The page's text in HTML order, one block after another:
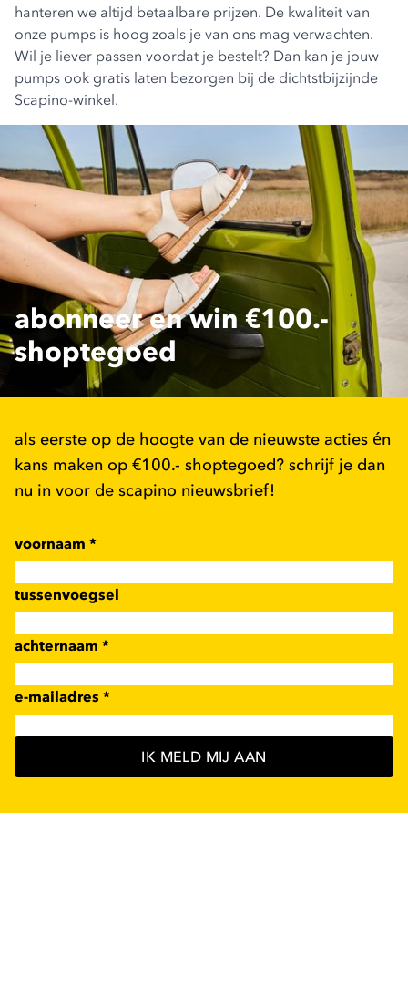
hanteren we altijd betaalbare prijzen. De kwaliteit van
onze pumps is hoog zoals je van ons mag verwachten.
Wil je liever passen voordat je bestelt? Dan kan je jouw
pumps ook gratis laten bezorgen bij de dichtstbijzijnde
Scapino-winkel.
abonneer en win €100.-
shoptegoed
als eerste op de hoogte van de nieuwste acties én
kans maken op €100.- shoptegoed? schrijf je dan
nu in voor de scapino nieuwsbrief!
voornaam *
tussenvoegsel
achternaam *
e-mailadres *
IK MELD MIJ AAN